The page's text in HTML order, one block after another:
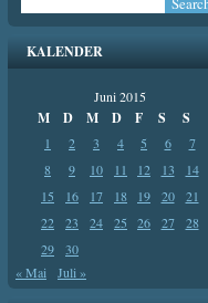
KALENDER
Juni 2015
M D M D F S S
1 2 3 4 5 6
7
8
9 10 11 12 13
14
15
16 17 18 19 20
21
22
23 24 25 26 27
28
29
30
« Mai
Juli »